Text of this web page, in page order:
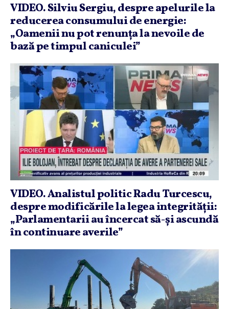
VIDEO. Silviu Sergiu, despre apelurile la
reducerea consumului de energie:
„Oamenii nu pot renunţa la nevoile de
bază pe timpul caniculei”
VIDEO. Analistul politic Radu Turcescu,
despre modificările la legea integrităţii:
„Parlamentarii au încercat să-şi ascundă
în continuare averile”